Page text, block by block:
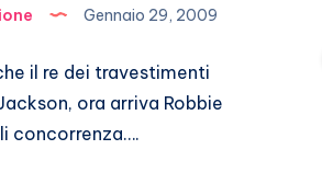
Gennaio 29, 2009
il re dei travestimenti
ora arriva Robbie
concorrenza….